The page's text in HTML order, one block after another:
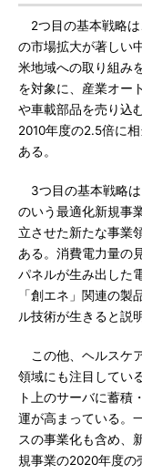
2つ目の基本戦略は
の市場拡大が著しい
米地域への取り組み
を対象に、産業オー
や車載部品を売り込
2010年度の2.5倍に
ある。
3つ目の基本戦略は
のいう最適化新規事
立させた新たな事業
ある。消費電力量の
パネルが生み出した
「創エネ」関連の
ル技術が生きると説
この他、ヘルスケ
領域にも注目してい
ト上のサーバに蓄積
運が高まっている。
スの事業化も含め、
規事業の2020年度の